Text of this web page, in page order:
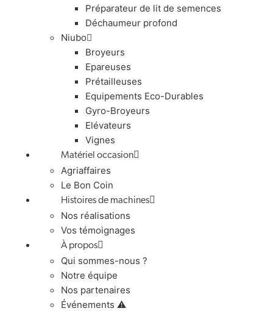
Préparateur de lit de semences
Déchaumeur profond
Niubo
Broyeurs
Epareuses
Prétailleuses
Equipements Eco-Durables
Gyro-Broyeurs
Elévateurs
Vignes
Matériel occasion
Agriaffaires
Le Bon Coin
Histoires de machines
Nos réalisations
Vos témoignages
À propos
Qui sommes-nous ?
Notre équipe
Nos partenaires
Événements ⚠️